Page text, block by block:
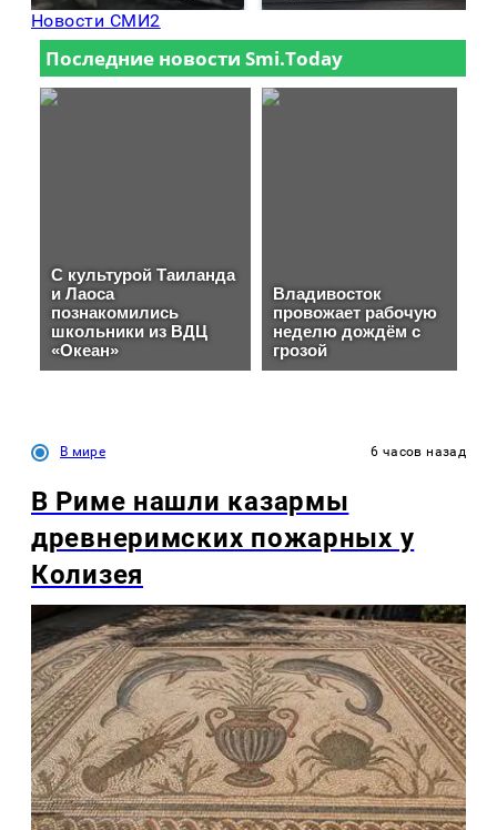
Новости СМИ2
В мире 6 часов назад
В Риме нашли казармы
древнеримских пожарных у
Колизея